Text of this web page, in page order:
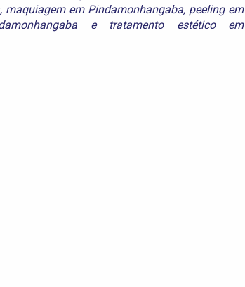
, maquiagem em Pindamonhangaba, peeling em
e tratamento estético em